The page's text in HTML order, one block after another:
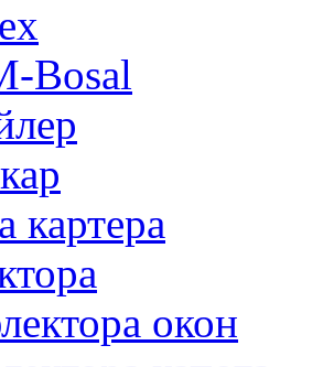
Bosal
картера
окон